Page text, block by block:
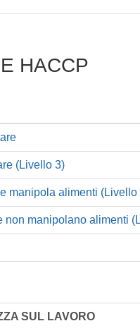
HACCP
(Livello 3)
manipola alimenti (Livello
non manipolano alimenti
SUL LAVORO